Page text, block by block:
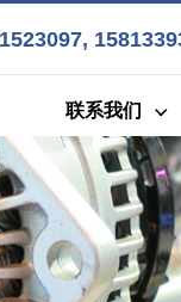
联系我们